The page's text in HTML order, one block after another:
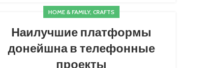
HOME & FAMILY, CRAFTS
Наилучшие платформы
донейшна в телефонные
проекты